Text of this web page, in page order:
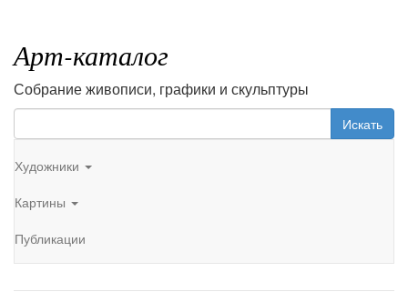
Арт-каталог
Собрание живописи, графики и скульптуры
Искать
Художники
Картины
Публикации